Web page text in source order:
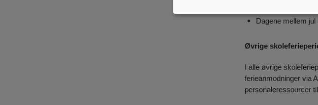
Dagene mellem jul
Øvrige
I alle øvrige
ferieanmodninger via
personaleressourcer